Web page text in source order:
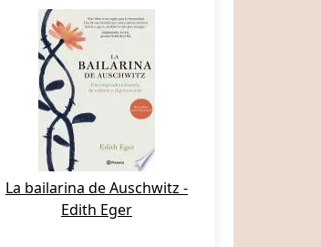
La bailarina de Auschwitz -
Edith Eger